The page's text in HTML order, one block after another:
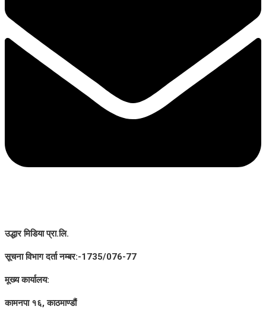
उद्धार मिडिया प्रा.लि.
सूचना विभाग दर्ता नम्बर:-1735/076-77
मूख्य कार्यालय:
कामनपा १६, काठमाण्डौं